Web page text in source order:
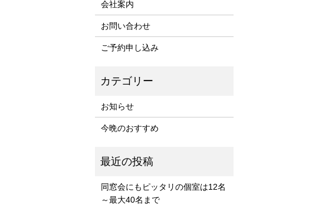
会社案内
お問い合わせ
ご予約申し込み
お知らせ
今晩のおすすめ
同窓会にもピッタリの個室は12名
～最大40名まで